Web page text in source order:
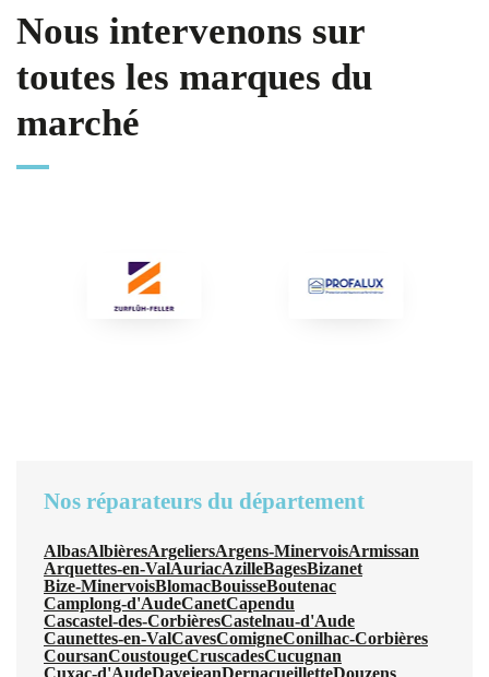
Nous intervenons sur
toutes les marques du
marché
Nos réparateurs du département
AlbasAlbièresArgeliersArgens-MinervoisArmissan
Arquettes-en-ValAuriacAzilleBagesBizanet
Bize-MinervoisBlomacBouisseBoutenac
Camplong-d'AudeCanetCapendu
Cascastel-des-CorbièresCastelnau-d'Aude
Caunettes-en-ValCavesComigneConilhac-Corbières
CoursanCoustougeCruscadesCucugnan
Cuxac-d'AudeDavejeanDernacueilletteDouzens